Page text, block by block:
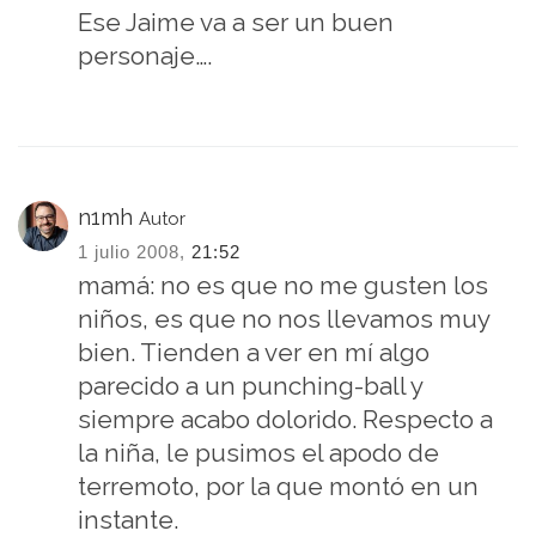
Ese Jaime va a ser un buen
personaje….
n1mh Autor
1 julio 2008, 21:52
mamá: no es que no me gusten los
niños, es que no nos llevamos muy
bien. Tienden a ver en mí algo
parecido a un punching-ball y
siempre acabo dolorido. Respecto a
la niña, le pusimos el apodo de
terremoto, por la que montó en un
instante.